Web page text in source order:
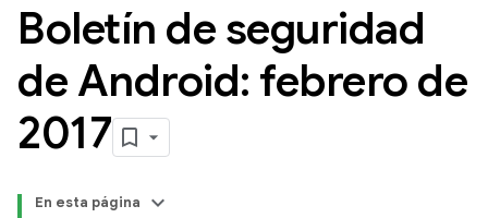
Boletín de seguridad
de Android: febrero de
2017
En esta página